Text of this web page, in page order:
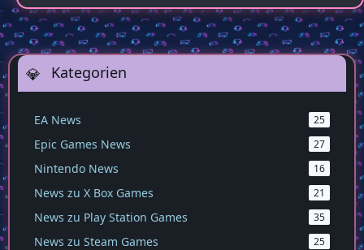
Kategorien
EA News 25
Epic Games News 27
Nintendo News 16
News zu X Box Games 21
News zu Play Station Games 35
News zu Steam Games 25